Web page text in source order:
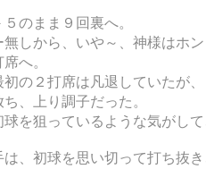
のまま９回裏へ。
無しから、いや～、神様はホ
へ。
初の２打席は凡退していたが
、上り調子だった。
球を狙っているような気がし
は、初球を思い切って打ち抜